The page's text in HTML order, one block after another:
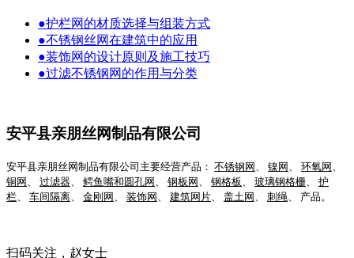
●护栏网的材质选择与组装方式
●不锈钢丝网在建筑中的应用
●装饰网的设计原则及施工技巧
●过滤不锈钢网的作用与分类
安平县亲朋丝网制品有限公司
安平县亲朋丝网制品有限公司主要经营产品： 不锈钢网 、 镍网 、 环氧网 、
铜网 、 过滤器、 鳄鱼嘴和圆孔网 、 钢板网 、 钢格板、 玻璃钢格栅、 护
栏、 车间隔离、 金刚网 、 装饰网 、 建筑网片、 盖土网 、 刺绳、 产品。
扫码关注，赵女士